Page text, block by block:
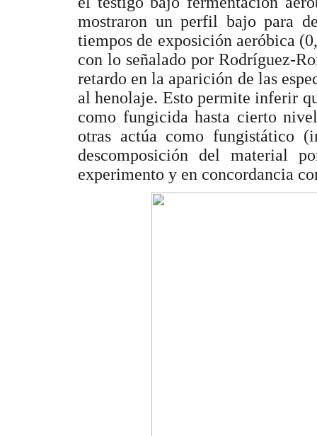
mostraron un perfil bajo para
tiempos de exposición aeróbica
con lo señalado por Rodríguez-
retardo en la aparición de las
al henolaje. Esto permite inferir
como fungicida hasta cierto
otras actúa como fungistático
descomposición del material
experimento y en concordancia